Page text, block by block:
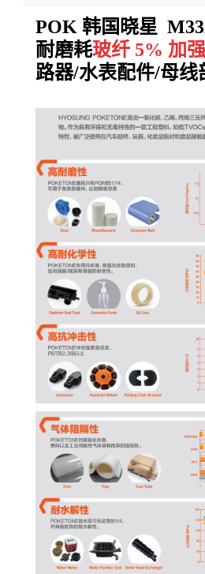
POK 韩国晓星
耐磨耗玻纤 5% 加强
路器/水表配件/母线